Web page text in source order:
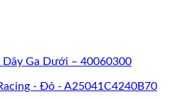
Ga Dưới – 40060300